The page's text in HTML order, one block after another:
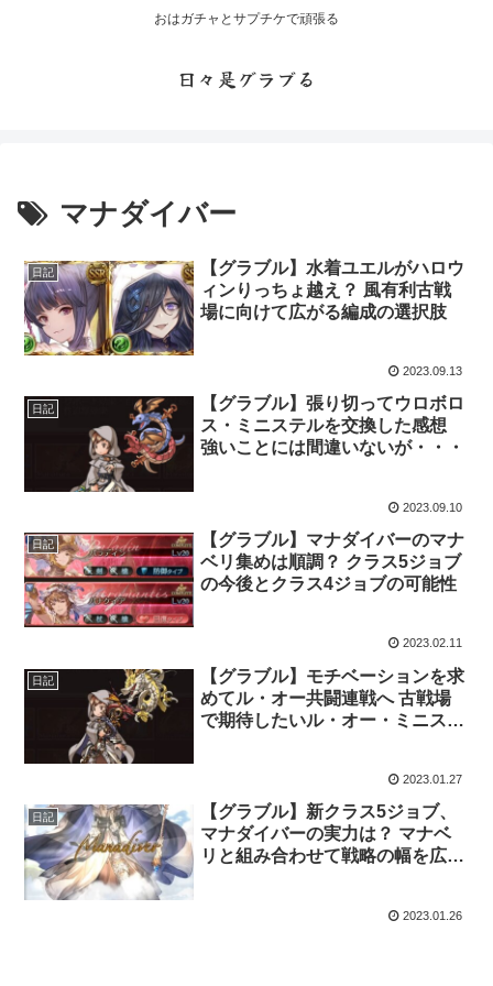
おはガチャとサプチケで頑張る
日々是グラブる
マナダイバー
日記
【グラブル】水着ユエルがハロウ
ィンりっちょ越え？ 風有利古戦
場に向けて広がる編成の選択肢
2023.09.13
日記
【グラブル】張り切ってウロボロ
ス・ミニステルを交換した感想
強いことには間違いないが・・・
2023.09.10
日記
【グラブル】マナダイバーのマナ
ベリ集めは順調？ クラス5ジョブ
の今後とクラス4ジョブの可能性
2023.02.11
日記
【グラブル】モチベーションを求
めてル・オー共闘連戦へ 古戦場
で期待したいル・オー・ミニステ
2023.01.27
日記
【グラブル】新クラス5ジョブ、
マナダイバーの実力は？ マナベ
リと組み合わせて戦略の幅を広げ
2023.01.26